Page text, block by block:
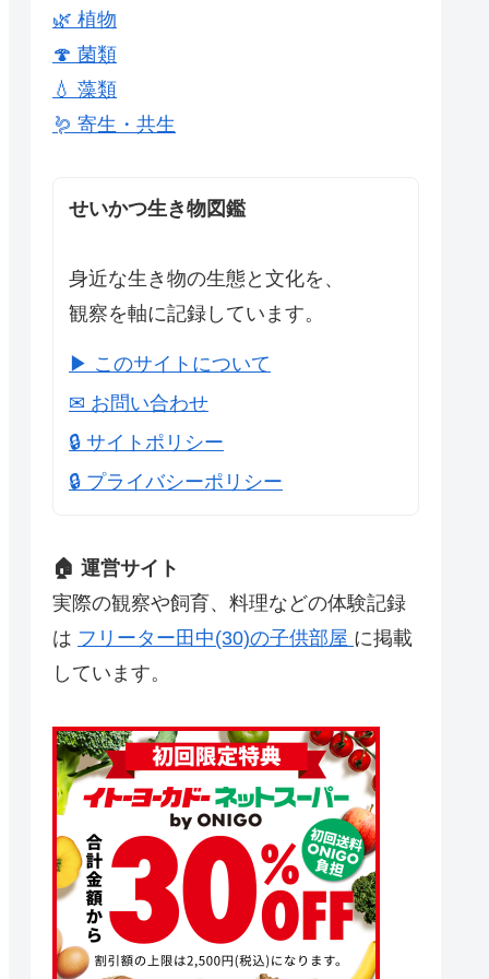
🌿 植物
🍄 菌類
💧 藻類
🪱 寄生・共生
せいかつ生き物図鑑
身近な生き物の生態と文化を、
観察を軸に記録しています。
▶ このサイトについて
✉ お問い合わせ
🔒 サイトポリシー
🔒 プライバシーポリシー
🏠 運営サイト
実際の観察や飼育、料理などの体験記録
は フリーター田中(30)の子供部屋 に掲載
しています。